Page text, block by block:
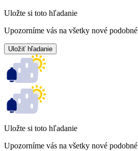
Uložte si toto hľadanie
Upozorníme vás na všetky nové
Uložiť hľadanie
Uložte si toto hľadanie
Upozorníme vás na všetky nové